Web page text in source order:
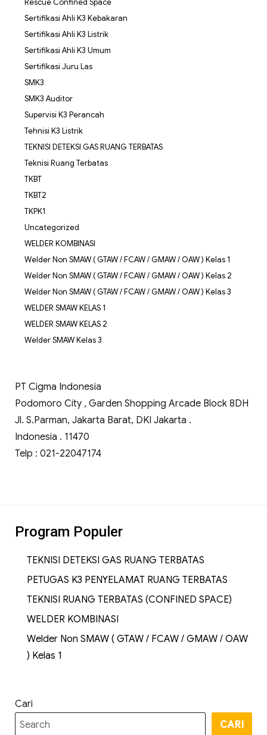
Sertifikasi Ahli K3 Kebakaran
Sertifikasi Ahli K3 Listrik
Sertifikasi Ahli K3 Umum
Sertifikasi Juru Las
SMK3
SMK3 Auditor
Supervisi K3 Perancah
Tehnisi K3 Listrik
TEKNISI DETEKSI GAS RUANG TERBATAS
Teknisi Ruang Terbatas
TKBT
TKBT2
TKPK1
Uncategorized
WELDER KOMBINASI
Welder Non SMAW ( GTAW / FCAW / GMAW / OAW ) Kelas 1
Welder Non SMAW ( GTAW / FCAW / GMAW / OAW ) Kelas 2
Welder Non SMAW ( GTAW / FCAW / GMAW / OAW ) Kelas 3
WELDER SMAW KELAS 1
WELDER SMAW KELAS 2
Welder SMAW Kelas 3
PT Cigma Indonesia
Podomoro City , Garden Shopping Arcade Block 8DH
Jl. S.Parman, Jakarta Barat, DKI Jakarta .
Indonesia . 11470
Telp : 021-22047174
Program Populer
TEKNISI DETEKSI GAS RUANG TERBATAS
PETUGAS K3 PENYELAMAT RUANG TERBATAS
TEKNISI RUANG TERBATAS (CONFINED SPACE)
WELDER KOMBINASI
Welder Non SMAW ( GTAW / FCAW / GMAW / OAW
) Kelas 1
Cari
CARI